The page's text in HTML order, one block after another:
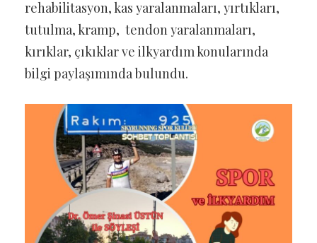
rehabilitasyon, kas yaralanmaları, yırtıkları,
tutulma, kramp, tendon yaralanmaları,
kırıklar, çıkıklar ve ilkyardım konularında
bilgi paylaşımında bulundu.